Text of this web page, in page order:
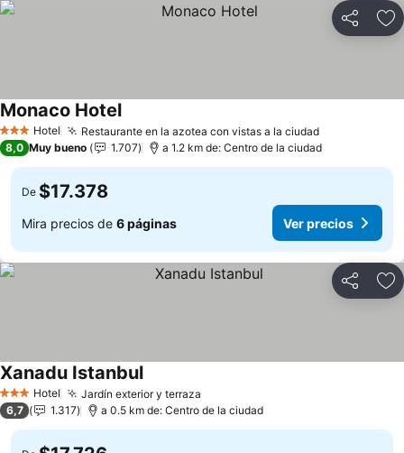
Compartir
3 Estrellas
Hotel Restaurante en la azotea con vistas a la ciudad
Monaco Hotel
8,0 Muy bueno 1.707 a 1.2 km de: Centro de la ciudad
De $17.378
Mira precios de 6 páginas Ver precios
Compartir
3 Estrellas
Hotel Jardín exterior y terraza
Xanadu Istanbul
6,7 1.317 a 0.5 km de: Centro de la ciudad